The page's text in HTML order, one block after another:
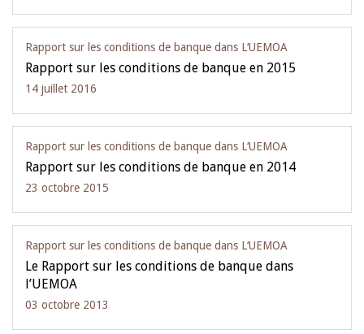
Rapport sur les conditions de banque dans L‘UEMOA
Rapport sur les conditions de banque en 2015
14 juillet 2016
Rapport sur les conditions de banque dans L‘UEMOA
Rapport sur les conditions de banque en 2014
23 octobre 2015
Rapport sur les conditions de banque dans L‘UEMOA
Le Rapport sur les conditions de banque dans
l’UEMOA
03 octobre 2013